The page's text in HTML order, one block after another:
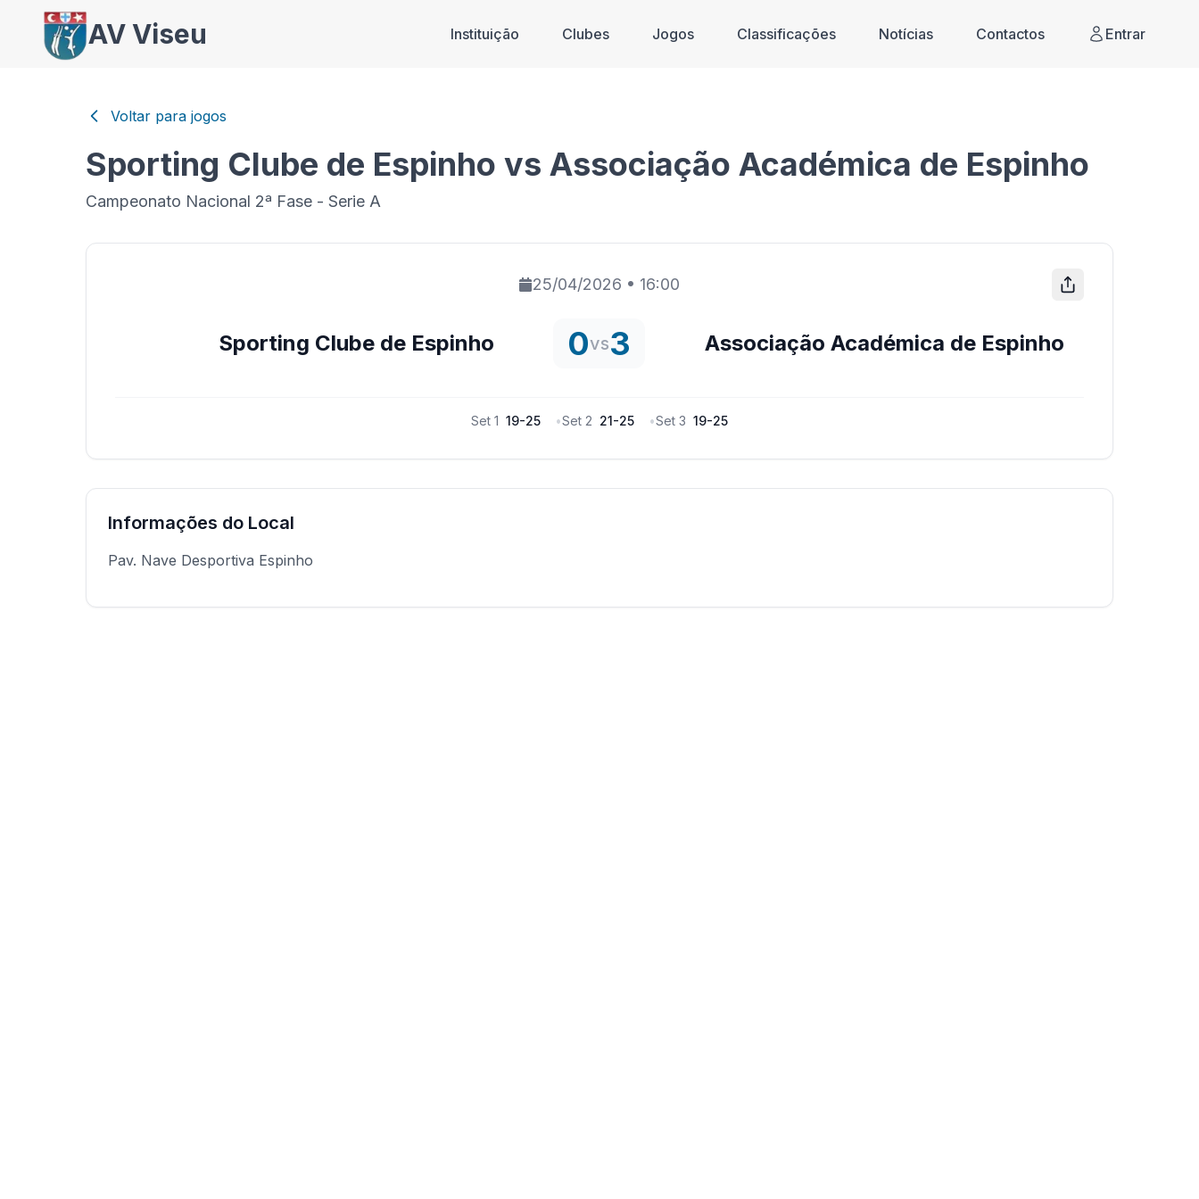
AV Viseu Instituição Clubes Jogos Classificações Notícias Contactos Entrar
Voltar para jogos
Sporting Clube de Espinho vs Associação Académica de Espinho
Campeonato Nacional 2ª Fase - Serie A
25/04/2026 • 16:00
Sporting Clube de Espinho 0vs3 Associação Académica de Espinho
Set 1 19-25 •Set 2 21-25 •Set 3 19-25
Informações do Local
Pav. Nave Desportiva Espinho